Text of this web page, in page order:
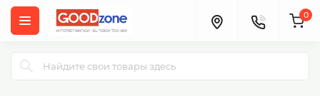
0